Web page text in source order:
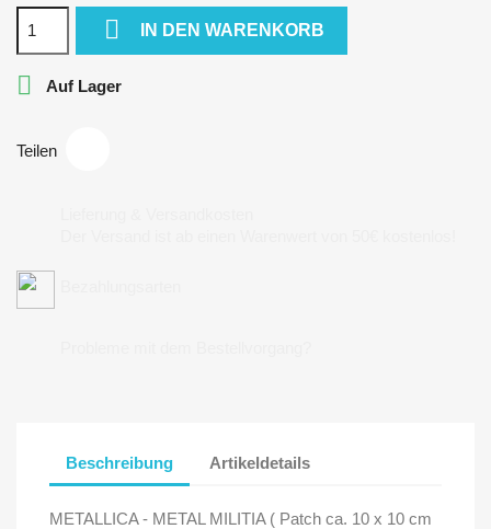
 IN DEN WARENKORB
 Auf Lager
Teilen
Beschreibung Artikeldetails
METALLICA - METAL MILITIA ( Patch ca. 10 x 10 cm